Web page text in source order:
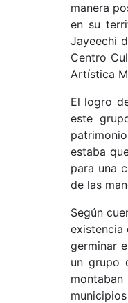
manera
en su
Jayeechi
Centro
Artística
El logro
este
estaba
para una
de las
Según
existencia
germinar
un grupo